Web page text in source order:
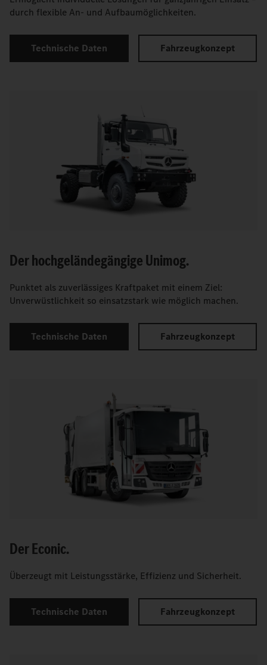
durch flexible An- und Aufbaumöglichkeiten.
Technische Daten Fahrzeugkonzept
Der hochgeländegängige Unimog.
Punktet als zuverlässiges Kraftpaket mit einem Ziel:
Unverwüstlichkeit so einsatzstark wie möglich machen.
Technische Daten Fahrzeugkonzept
Der Econic.
Überzeugt mit Leistungsstärke, Effizienz und Sicherheit.
Technische Daten Fahrzeugkonzept